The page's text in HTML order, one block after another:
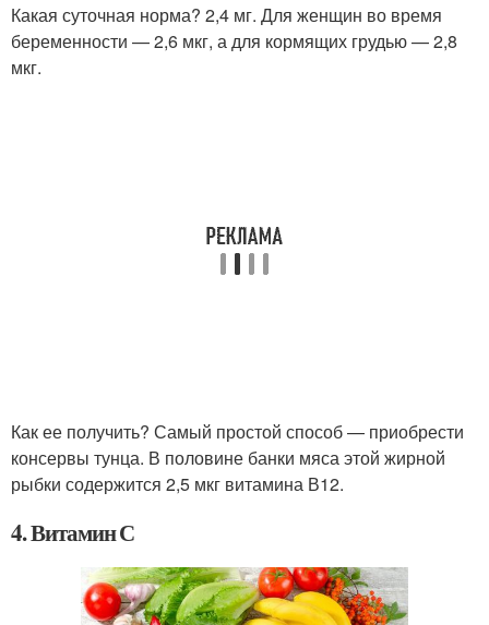
Какая суточная норма? 2,4 мг. Для женщин во время
беременности — 2,6 мкг, а для кормящих грудью — 2,8
мкг.
Как ее получить? Самый простой способ — приобрести
консервы тунца. В половине банки мяса этой жирной
рыбки содержится 2,5 мкг витамина В12.
4. Витамин С